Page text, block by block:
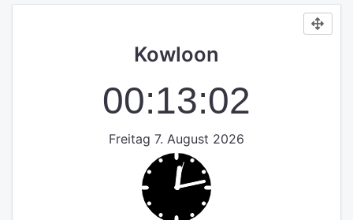
Kowloon
00:13:02
Freitag 7. August 2026